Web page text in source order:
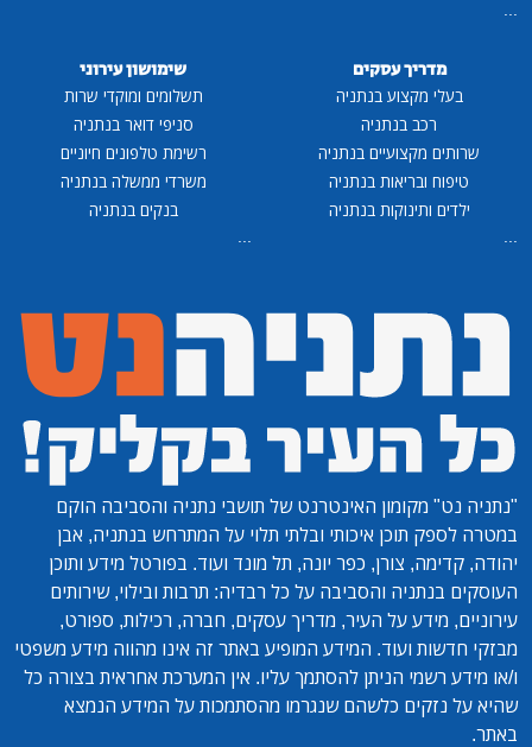
מדריך עסקים
בעלי מקצוע בנתניה
רכב בנתניה
שרותים מקצועיים בנתניה
טיפוח ובריאות בנתניה
ילדים ותינוקות בנתניה
שימושון עירוני
תשלומים ומוקדי שרות
סניפי דואר בנתניה
רשימת טלפונים חיוניים
משרדי ממשלה בנתניה
בנקים בנתניה
"נתניה נט" מקומון האינטרנט של תושבי נתניה והסביבה הוקם
במטרה לספק תוכן איכותי ובלתי תלוי על המתרחש בנתניה, אבן
יהודה, קדימה, צורן, כפר יונה, תל מונד ועוד. בפורטל מידע ותוכן
העוסקים בנתניה והסביבה על כל רבדיה: תרבות ובילוי, שירותים
עירוניים, מידע על העיר, מדריך עסקים, חברה, רכילות, ספורט,
מבזקי חדשות ועוד. המידע המופיע באתר זה אינו מהווה מידע משפטי
ו/או מידע רשמי הניתן להסתמך עליו. אין המערכת אחראית בצורה כל
שהיא על נזקים כלשהם שנגרמו מהסתמכות על המידע הנמצא
באתר.